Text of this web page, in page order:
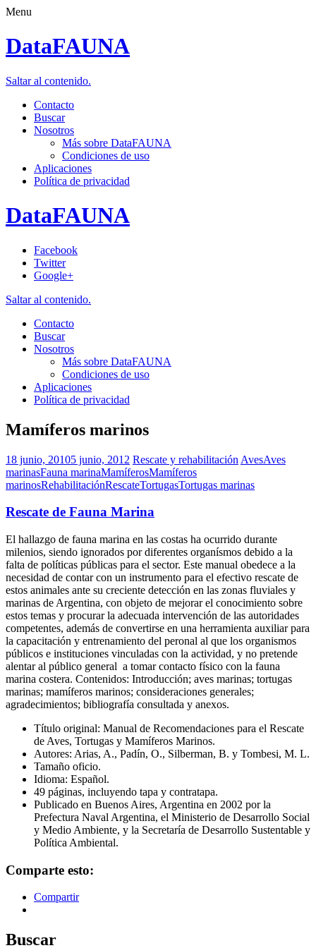
Menu
DataFAUNA
Saltar al contenido.
Contacto
Buscar
Nosotros
Más sobre DataFAUNA
Condiciones de uso
Aplicaciones
Política de privacidad
DataFAUNA
Facebook
Twitter
Google+
Saltar al contenido.
Contacto
Buscar
Nosotros
Más sobre DataFAUNA
Condiciones de uso
Aplicaciones
Política de privacidad
Mamíferos marinos
18 junio, 20105 junio, 2012 Rescate y rehabilitación AvesAves
marinasFauna marinaMamíferosMamíferos
marinosRehabilitaciónRescateTortugasTortugas marinas
Rescate de Fauna Marina
El hallazgo de fauna marina en las costas ha ocurrido durante
milenios, siendo ignorados por diferentes organísmos debido a la
falta de políticas públicas para el sector. Este manual obedece a la
necesidad de contar con un instrumento para el efectivo rescate de
estos animales ante su creciente detección en las zonas fluviales y
marinas de Argentina, con objeto de mejorar el conocimiento sobre
estos temas y procurar la adecuada intervención de las autoridades
competentes, además de convertirse en una herramienta auxiliar para
la capacitación y entrenamiento del peronal al que los organismos
públicos e instituciones vinculadas con la actividad, y no pretende
alentar al público general a tomar contacto físico con la fauna
marina costera. Contenidos: Introducción; aves marinas; tortugas
marinas; mamíferos marinos; consideraciones generales;
agradecimientos; bibliografía consultada y anexos.
Título original: Manual de Recomendaciones para el Rescate
de Aves, Tortugas y Mamíferos Marinos.
Autores: Arias, A., Padín, O., Silberman, B. y Tombesi, M. L.
Tamaño oficio.
Idioma: Español.
49 páginas, incluyendo tapa y contratapa.
Publicado en Buenos Aires, Argentina en 2002 por la
Prefectura Naval Argentina, el Ministerio de Desarrollo Social
y Medio Ambiente, y la Secretaría de Desarrollo Sustentable y
Política Ambiental.
Comparte esto:
Compartir
Buscar